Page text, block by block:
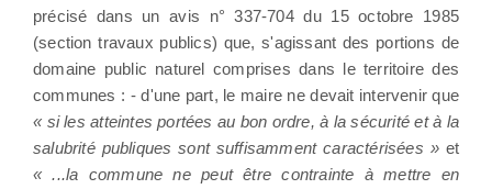
précisé dans un avis n° 337-704 du 15 octobre 1985
(section travaux publics) que, s'agissant des portions de
domaine public naturel comprises dans le territoire des
communes : - d'une part, le maire ne devait intervenir que
« si les atteintes portées au bon ordre, à la sécurité et à la
salubrité publiques sont suffisamment caractérisées »et
« ...la commune ne peut être contrainte à mettre en